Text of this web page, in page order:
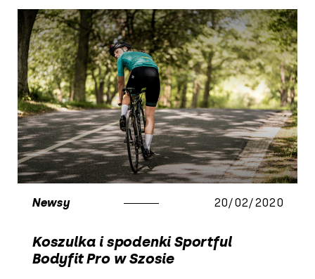
Newsy 20/02/2020
Koszulka i spodenki Sportful
Bodyfit Pro w Szosie